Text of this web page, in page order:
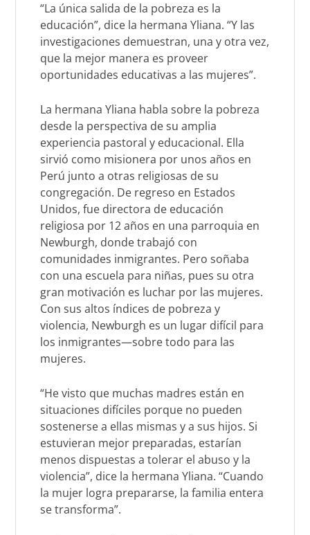
“La única salida de la pobreza es la
educación”, dice la hermana Yliana. “Y las
investigaciones demuestran, una y otra vez,
que la mejor manera es proveer
oportunidades educativas a las mujeres”.
La hermana Yliana habla sobre la pobreza
desde la perspectiva de su amplia
experiencia pastoral y educacional. Ella
sirvió como misionera por unos años en
Perú junto a otras religiosas de su
congregación. De regreso en Estados
Unidos, fue directora de educación
religiosa por 12 años en una parroquia en
Newburgh, donde trabajó con
comunidades inmigrantes. Pero soñaba
con una escuela para niñas, pues su otra
gran motivación es luchar por las mujeres.
Con sus altos índices de pobreza y
violencia, Newburgh es un lugar difícil para
los inmigrantes—sobre todo para las
mujeres.
“He visto que muchas madres están en
situaciones difíciles porque no pueden
sostenerse a ellas mismas y a sus hijos. Si
estuvieran mejor preparadas, estarían
menos dispuestas a tolerar el abuso y la
violencia”, dice la hermana Yliana. “Cuando
la mujer logra prepararse, la familia entera
se transforma”.